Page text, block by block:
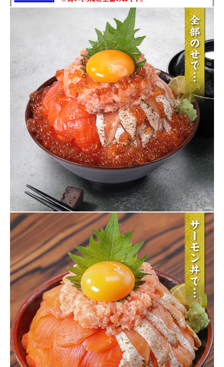
から印刷してご利用ください。
種類を選択してください。
7,960 税込 カートに入れる
特上盛（いくら付き）
¥13,700 税込 カートに入れる